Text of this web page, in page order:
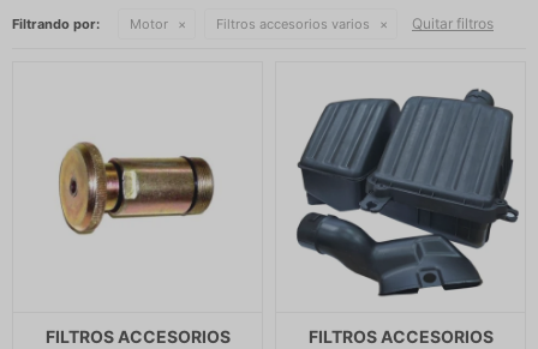
Filtrando por: Motor Filtros accesorios varios Quitar filtros
FILTROS ACCESORIOS
FILTROS ACCESORIOS